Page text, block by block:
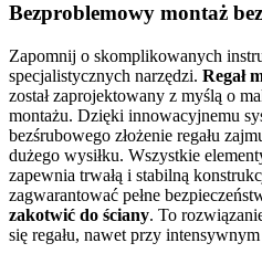
Bezproblemowy montaż
Zapomnij o skomplikowanych
specjalistycznych narzędzi. Regał
został zaprojektowany z myślą o
montażu. Dzięki innowacyjnemu
bezśrubowego złożenie regału
dużego wysiłku. Wszystkie
zapewnia trwałą i stabilną
zagwarantować pełne
zakotwić do ściany. To
się regału, nawet przy